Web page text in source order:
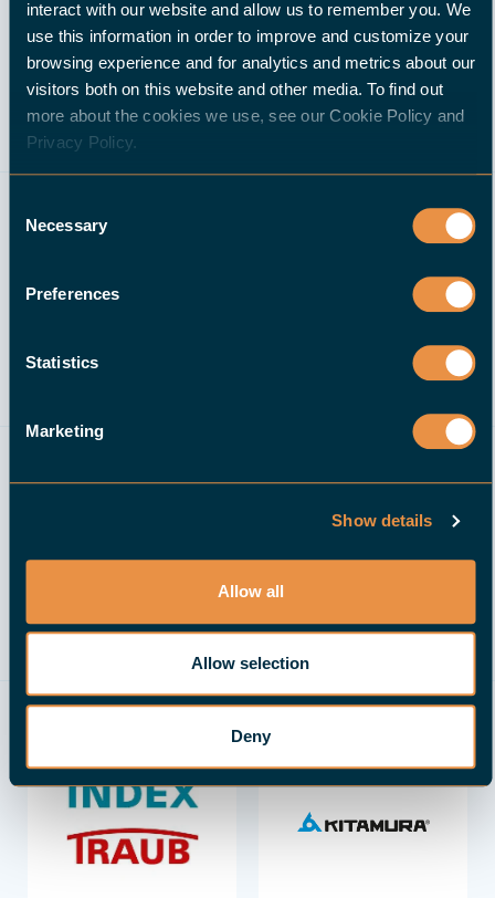
interact with our website and allow us to remember you. We
use this information in order to improve and customize your
browsing experience and for analytics and metrics about our
visitors both on this website and other media. To find out
more about the cookies we use, see our Cookie Policy and
Privacy Policy.
Selection
Necessary
Preferences
Statistics
Marketing
Show details
Allow all
Allow selection
Deny